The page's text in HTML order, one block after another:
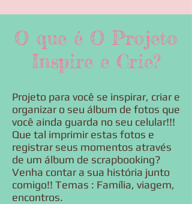
O que é O Projeto
Inspire e Crie?
Projeto para você se inspirar, criar e
organizar o seu álbum de fotos que
você ainda guarda no seu celular!!!
Que tal imprimir estas fotos e
registrar seus momentos através
de um álbum de scrapbooking?
Venha contar a sua história junto
comigo!! Temas : Família, viagem,
encontros.